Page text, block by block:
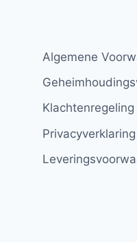
Algemene
Klachtenregeling
Privacyverklaring